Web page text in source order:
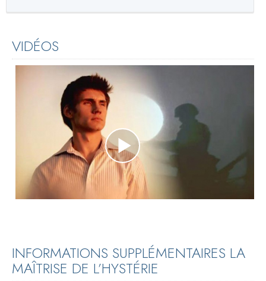
VIDÉOS
INFORMATIONS SUPPLÉMENTAIRES LA
MAÎTRISE DE L’HYSTÉRIE